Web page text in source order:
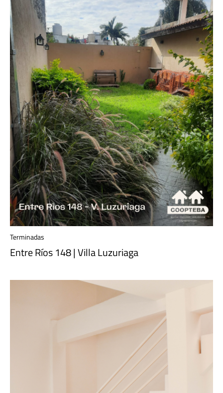
Terminadas
Entre Ríos 148 | Villa Luzuriaga